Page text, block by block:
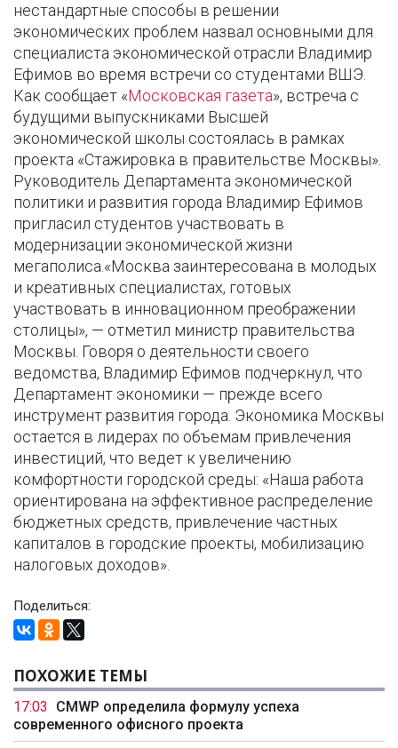
нестандартные способы в решении
экономических проблем назвал основными для
специалиста экономической отрасли Владимир
Ефимов во время встречи со студентами ВШЭ.
Как сообщает «Московская газета», встреча с
будущими выпускниками Высшей
экономической школы состоялась в рамках
проекта «Стажировка в правительстве Москвы».
Руководитель Департамента экономической
политики и развития города Владимир Ефимов
пригласил студентов участвовать в
модернизации экономической жизни
мегаполиса.«Москва заинтересована в молодых
и креативных специалистах, готовых
участвовать в инновационном преображении
столицы», — отметил министр правительства
Москвы. Говоря о деятельности своего
ведомства, Владимир Ефимов подчеркнул, что
Департамент экономики — прежде всего
инструмент развития города. Экономика Москвы
остается в лидерах по объемам привлечения
инвестиций, что ведет к увеличению
комфортности городской среды: «Наша работа
ориентирована на эффективное распределение
бюджетных средств, привлечение частных
капиталов в городские проекты, мобилизацию
налоговых доходов».
Поделиться:
ПОХОЖИЕ ТЕМЫ
17:03
CMWP определила формулу успеха
современного офисного проекта